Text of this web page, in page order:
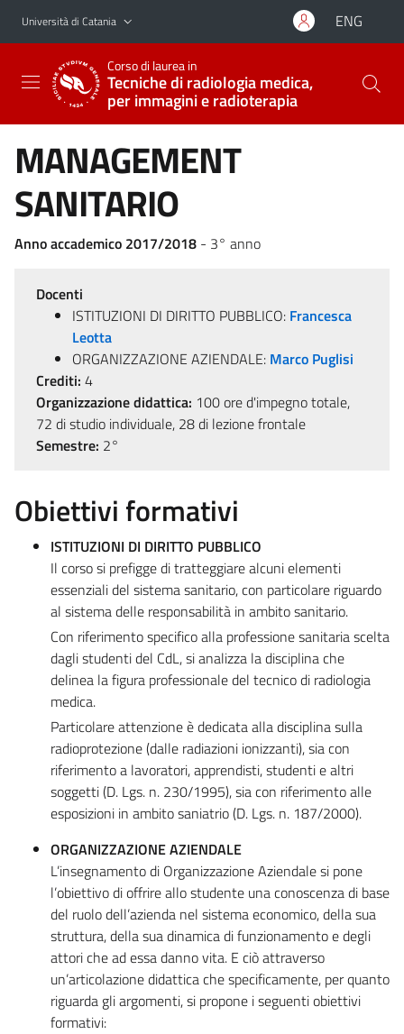
Vai al contenuto principale
Vai al menu di navigazione
Università di Catania ENG
Corso di laurea in
Tecniche di radiologia medica,
per immagini e radioterapia
MANAGEMENT
SANITARIO
Anno accademico 2017/2018 - 3° anno
Docenti
ISTITUZIONI DI DIRITTO PUBBLICO: Francesca
Leotta
ORGANIZZAZIONE AZIENDALE: Marco Puglisi
Crediti: 4
Organizzazione didattica: 100 ore d'impegno totale,
72 di studio individuale, 28 di lezione frontale
Semestre: 2°
Obiettivi formativi
ISTITUZIONI DI DIRITTO PUBBLICO
Il corso si prefigge di tratteggiare alcuni elementi
essenziali del sistema sanitario, con particolare riguardo
al sistema delle responsabilità in ambito sanitario.
Con riferimento specifico alla professione sanitaria scelta
dagli studenti del CdL, si analizza la disciplina che
delinea la figura professionale del tecnico di radiologia
medica.
Particolare attenzione è dedicata alla disciplina sulla
radioprotezione (dalle radiazioni ionizzanti), sia con
riferimento a lavoratori, apprendisti, studenti e altri
soggetti (D. Lgs. n. 230/1995), sia con riferimento alle
esposizioni in ambito saniatrio (D. Lgs. n. 187/2000).
ORGANIZZAZIONE AZIENDALE
L’insegnamento di Organizzazione Aziendale si pone
l’obiettivo di offrire allo studente una conoscenza di base
del ruolo dell’azienda nel sistema economico, della sua
struttura, della sua dinamica di funzionamento e degli
attori che ad essa danno vita. E ciò attraverso
un’articolazione didattica che specificamente, per quanto
riguarda gli argomenti, si propone i seguenti obiettivi
formativi: